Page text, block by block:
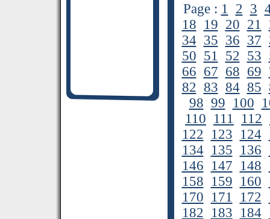
Page : 1 2 3
18 19 20 21
34 35 36 37
50 51 52 53
66 67 68 69
82 83 84 85
98 99 100
110 111 112
122 123 124
134 135 136
146 147 148
158 159 160
170 171 172
182 183 184